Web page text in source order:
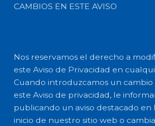
CAMBIOS EN ESTE AVISO
Nos reservamos el derecho a
este Aviso de Privacidad en
Cuando introduzcamos un cambio
este Aviso de privacidad, le
publicando un aviso destacado en
inicio de nuestro sitio web o